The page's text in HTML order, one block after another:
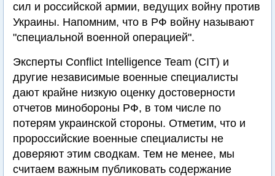
сил и российской армии, ведущих войну против
Украины. Напомним, что в РФ войну называют
"специальной военной операцией".
Эксперты Conflict Intelligence Team (CIT) и
другие независимые военные специалисты
дают крайне низкую оценку достоверности
отчетов минобороны РФ, в том числе по
потерям украинской стороны. Отметим, что и
пророссийские военные специалисты не
доверяют этим сводкам. Тем не менее, мы
считаем важным публиковать содержание